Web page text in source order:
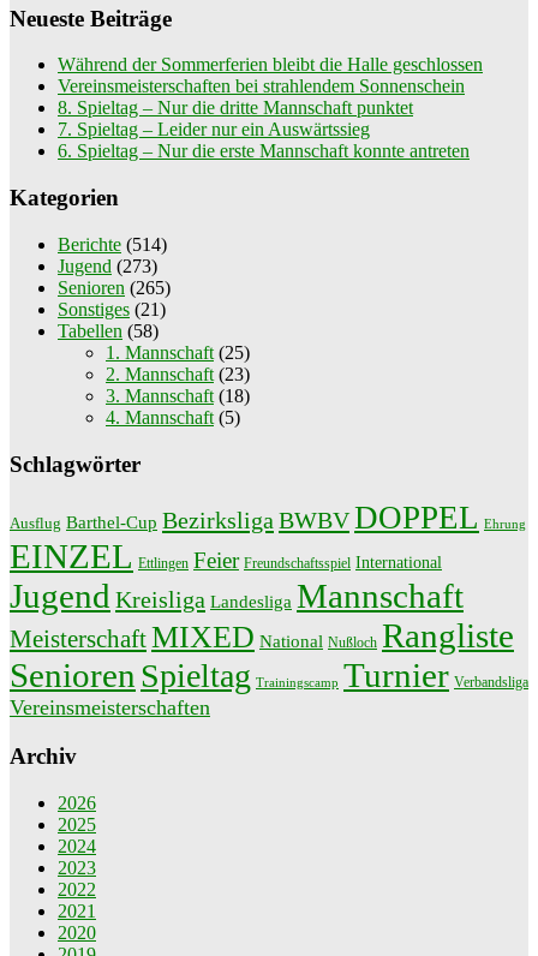
Neueste Beiträge
Während der Sommerferien bleibt die Halle geschlossen
Vereinsmeisterschaften bei strahlendem Sonnenschein
8. Spieltag – Nur die dritte Mannschaft punktet
7. Spieltag – Leider nur ein Auswärtssieg
6. Spieltag – Nur die erste Mannschaft konnte antreten
Kategorien
Berichte (514)
Jugend (273)
Senioren (265)
Sonstiges (21)
Tabellen (58)
1. Mannschaft (25)
2. Mannschaft (23)
3. Mannschaft (18)
4. Mannschaft (5)
Schlagwörter
Ausflug Barthel-Cup Bezirksliga BWBVDOPPEL Ehrung
EINZEL Ettlingen Feier Freundschaftsspiel International
Jugend Kreisliga Landesliga Mannschaft
MeisterschaftMIXED National Nußloch Rangliste
Senioren Spieltag Trainingscamp Turnier Verbandsliga
Vereinsmeisterschaften
Archiv
2026
2025
2024
2023
2022
2021
2020